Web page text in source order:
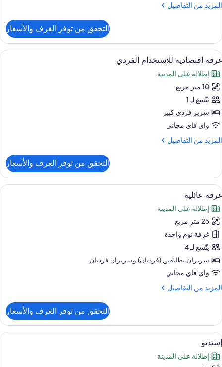
المزيد من التفاصيل
المزيد
غرفة
سوبيريور
مزدوجة
التحقق من توفر الغرف والأسعار
استعراض
جميع
صور
غرفة
اقتصادية
للاستخدام
الفردي
خزنة داخل الغرفة ومكتب وستائر تعتيم
5
غرفة اقتصادية للاستخدام الفردي
إطلالة على المدينة
10 متر مربع
تتّسع لـِ 1
سرير فردي كبير
واي فاي مجاني
المزيد من التفاصيل
المزيد
غرفة
اقتصادية
للاستخدام
الفردي
التحقق من توفر الغرف والأسعار
استعراض
جميع
صور
غرفة
عائلية
خزنة داخل الغرفة ومكتب وستائر تعتيم
5
غرفة عائلية
إطلالة على المدينة
25 متر مربع
غرفة نوم واحدة
يتّسع لـ 4
سريران بطابقين (فرديان)‫‬ وسريران فرديان
واي فاي مجاني
المزيد من التفاصيل
المزيد
غرفة
عائلية
التحقق من توفر الغرف والأسعار
استعراض
جميع
صور
خزنة داخل الغرفة ومكتب وستائر تعتيم
6
إستديو
إطلالة على المدينة